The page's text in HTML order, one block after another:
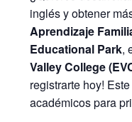
inglés y obtener
Aprendizaje
Educational Park,
Valley College
registrarte hoy!
académicos para